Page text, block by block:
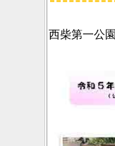
西柴第一公園